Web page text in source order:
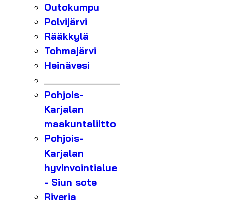
Outokumpu
Polvijärvi
Rääkkylä
Tohmajärvi
Heinävesi
Pohjois-
Karjalan
maakuntaliitto
Pohjois-
Karjalan
hyvinvointialue
- Siun sote
Riveria